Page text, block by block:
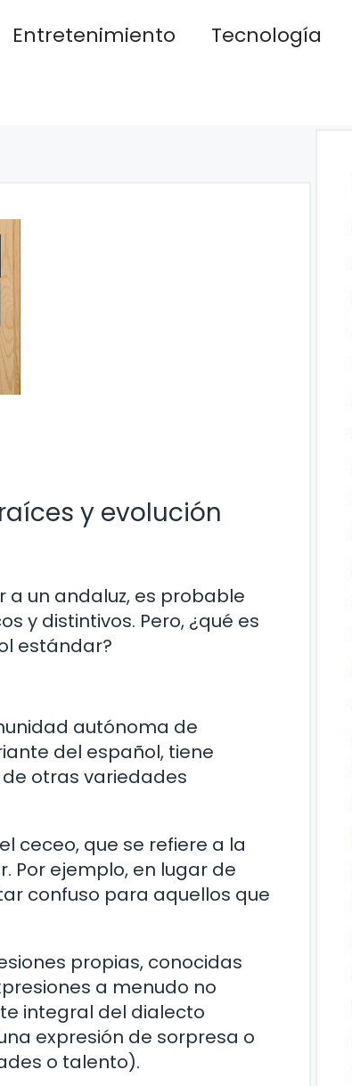
Entretenimiento Tecnología
y evolución
a un andaluz, es probable
y distintivos. Pero, ¿qué es
estándar?
autónoma de
del español, tiene
otras variedades
ceceo, que se refiere a la
Por ejemplo, en lugar de
confuso para aquellos que
propias, conocidas
a menudo no
integral del dialecto
expresión de sorpresa o
o talento).